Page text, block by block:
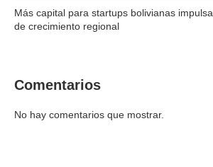
Más capital para startups bolivianas
de crecimiento regional
Comentarios
No hay comentarios que mostrar.